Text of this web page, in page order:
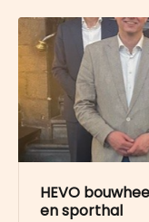
HEVO
en sporthal